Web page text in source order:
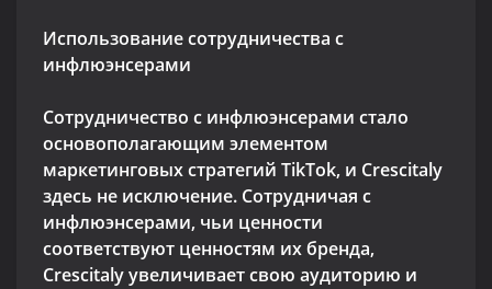
Использование сотрудничества с
инфлюэнсерами
Сотрудничество с инфлюэнсерами стало
основополагающим элементом
маркетинговых стратегий TikTok, и Crescitaly
здесь не исключение. Сотрудничая с
инфлюэнсерами, чьи ценности
соответствуют ценностям их бренда,
Crescitaly увеличивает свою аудиторию и